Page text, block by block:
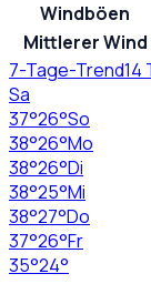
Windböen
Mittlerer Wind
7-Tage-Trend14
Sa
37°26°So
38°26°Mo
38°26°Di
38°25°Mi
38°27°Do
37°26°Fr
35°24°